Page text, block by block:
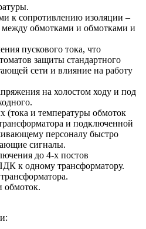
к сопротивлению изоляции –
обмотками и обмотками и
пускового тока, что
защиты стандартного
сети и влияние на работу
на холостом ходу и под
(тока и температуры обмоток
и подключенной
персоналу быстро
сигналы.
до 4-х постов
к одному трансформатору.
обмоток.